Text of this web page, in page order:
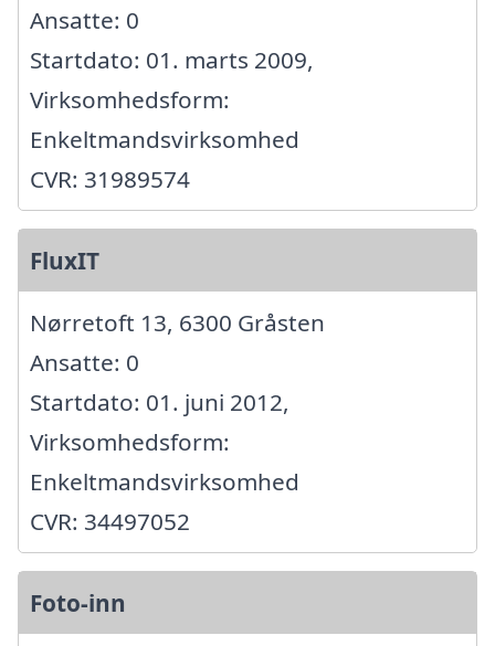
Ansatte: 0
Startdato: 01. marts 2009,
Virksomhedsform:
Enkeltmandsvirksomhed
CVR: 31989574
FluxIT
Nørretoft 13, 6300 Gråsten
Ansatte: 0
Startdato: 01. juni 2012,
Virksomhedsform:
Enkeltmandsvirksomhed
CVR: 34497052
Foto-inn